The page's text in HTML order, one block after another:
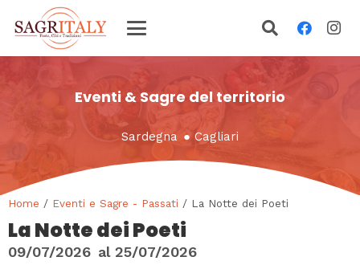
Eventi & Sagre del territorio
Sardegna ● Cagliari
Home / Eventi e Sagre - Passati / La Notte dei Poeti
La Notte dei Poeti
09/07/2026 al 25/07/2026